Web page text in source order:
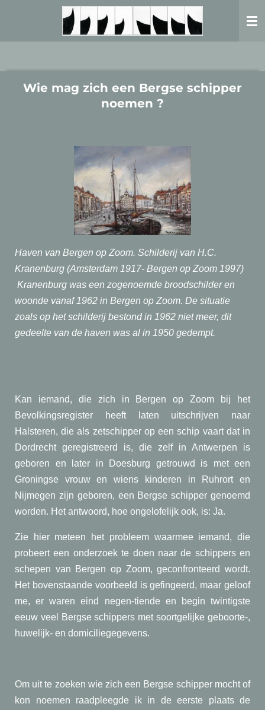
Wie mag zich een Bergse schipper
noemen ?
Haven van Bergen op Zoom. Schilderij van H.C.
Kranenburg (Amsterdam 1917- Bergen op Zoom 1997)
Kranenburg was een zogenoemde broodschilder en
woonde vanaf 1962 in Bergen op Zoom. De situatie
zoals op het schilderij bestond in 1962 niet meer, dit
gedeelte van de haven was al in 1950 gedempt.
Kan iemand, die zich in Bergen op Zoom bij het
Bevolkingsregister heeft laten uitschrijven naar
Halsteren, die als zetschipper op een schip vaart dat in
Dordrecht geregistreerd is, die zelf in Antwerpen is
geboren en later in Doesburg getrouwd is met een
Groningse vrouw en wiens kinderen in Ruhrort en
Nijmegen zijn geboren, een Bergse schipper genoemd
worden. Het antwoord, hoe ongelofelijk ook, is: Ja.
Zie hier meteen het probleem waarmee iemand, die
probeert een onderzoek te doen naar de schippers en
schepen van Bergen op Zoom, geconfronteerd wordt.
Het bovenstaande voorbeeld is gefingeerd, maar geloof
me, er waren eind negen-tiende en begin twintigste
eeuw veel Bergse schippers met soortgelijke geboorte-,
huwelijk- en domiciliegegevens.
Om uit te zoeken wie zich een Bergse schipper mocht of
kon noemen raadpleegde ik in de eerste plaats de